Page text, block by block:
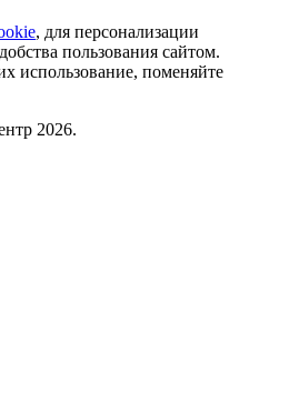
, для персонализации
пользования сайтом.
использование, поменяйте
2026.